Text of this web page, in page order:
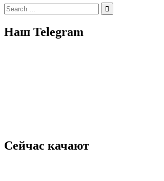
Search
for:
Наш Telegram
Сейчас качают